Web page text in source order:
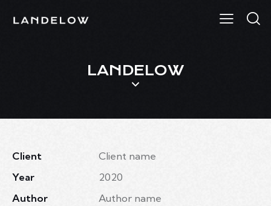
LANDELOW
Client
Client name
Year
2020
Author
Author name